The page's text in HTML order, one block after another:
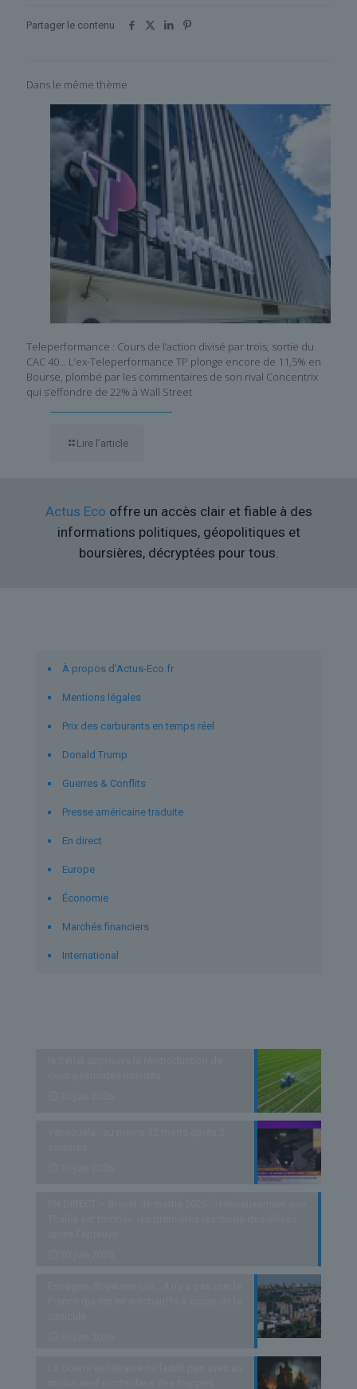
Partager le contenu
Dans le même thème
Teleperformance : Cours de l’action divisé par trois, sortie du
CAC 40… L’ex-Teleperformance TP plonge encore de 11,5% en
Bourse, plombé par les commentaires de son rival Concentrix
qui s’effondre de 22% à Wall Street
Lire l’article
Actus Eco offre un accès clair et fiable à des
informations politiques, géopolitiques et
boursières, décryptées pour tous.
À propos d’Actus-Eco.fr
Mentions légales
Prix des carburants en temps réel
Donald Trump
Guerres & Conflits
Presse américaine traduite
En direct
Europe
Économie
Marchés financiers
International